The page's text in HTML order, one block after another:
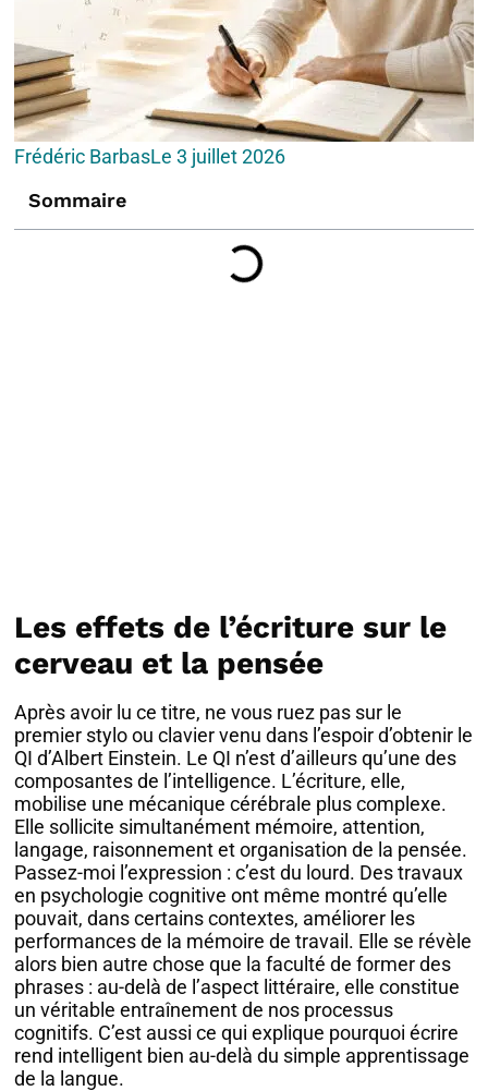
Frédéric BarbasLe 3 juillet 2026
Sommaire
Les effets de l’écriture sur le
cerveau et la pensée
Après avoir lu ce titre, ne vous ruez pas sur le
premier stylo ou clavier venu dans l’espoir d’obtenir le
QI d’Albert Einstein. Le QI n’est d’ailleurs qu’une des
composantes de l’intelligence. L’écriture, elle,
mobilise une mécanique cérébrale plus complexe.
Elle sollicite simultanément mémoire, attention,
langage, raisonnement et organisation de la pensée.
Passez-moi l’expression : c’est du lourd. Des travaux
en psychologie cognitive ont même montré qu’elle
pouvait, dans certains contextes, améliorer les
performances de la mémoire de travail. Elle se révèle
alors bien autre chose que la faculté de former des
phrases : au-delà de l’aspect littéraire, elle constitue
un véritable entraînement de nos processus
cognitifs. C’est aussi ce qui explique pourquoi écrire
rend intelligent bien au-delà du simple apprentissage
de la langue.